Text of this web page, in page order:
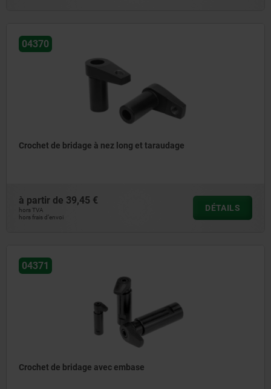
04370
Crochet de bridage à nez long et taraudage
à partir de 39,45 €
hors TVA
hors frais d’envoi
DÉTAILS
04371
Crochet de bridage avec embase